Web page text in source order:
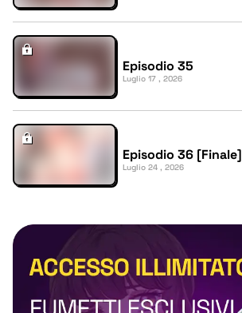
Episodio 35
Luglio 17 , 2026
Episodio 36 [Finale]
Luglio 24 , 2026